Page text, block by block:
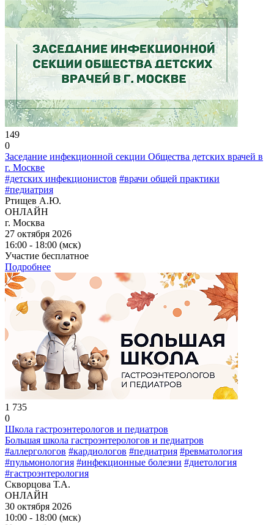
149
0
Заседание инфекционной секции Общества детских врачей в
г. Москве
#детских инфекционистов #врачи общей практики
#педиатрия
Ртищев А.Ю.
ОНЛАЙН
г. Москва
27 октября 2026
16:00 - 18:00 (мск)
Участие бесплатное
Подробнее
1 735
0
Школа гастроэнтерологов и педиатров
Большая школа гастроэнтерологов и педиатров
#аллергологов #кардиологов #педиатрия #ревматология
#пульмонология #инфекционные болезни #диетология
#гастроэнтерология
Скворцова Т.А.
ОНЛАЙН
30 октября 2026
10:00 - 18:00 (мск)